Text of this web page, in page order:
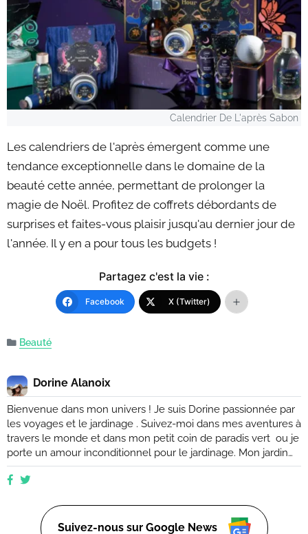
Calendrier De L'après Sabon
Les calendriers de l'après émergent comme une
tendance exceptionnelle dans le domaine de la
beauté cette année, permettant de prolonger la
magie de Noël. Profitez de coffrets débordants de
surprises et faites-vous plaisir jusqu'au dernier jour de
l'année. Il y en a pour tous les budgets !
Partagez c'est la vie :
Facebook X (Twitter)
Beauté
Dorine Alanoix
Bienvenue dans mon univers ! Je suis Dorine passionnée par
les voyages et le jardinage . Suivez-moi dans mes aventures à
travers le monde et dans mon petit coin de paradis vert ou je
porte un amour inconditionnel pour le jardinage. Mon jardin
est mon havre de paix, un endroit où je peux me ressourcer
et m'émerveiller devant la beauté de la nature. Suivez mes
ce soit dans un petit coin de balcon ou dans un vaste espace
verdoyant. Suivez-nous sur Google News